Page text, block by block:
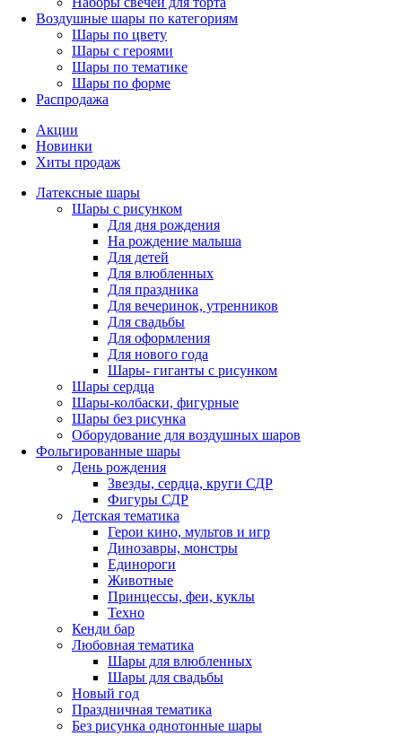
Воздушные шары по категориям
Шары по цвету
Шары с героями
Шары по тематике
Шары по форме
Распродажа
Акции
Новинки
Хиты продаж
Латексные шары
Шары с рисунком
Для дня рождения
На рождение малыша
Для детей
Для влюбленных
Для праздника
Для вечеринок, утренников
Для свадьбы
Для оформления
Для нового года
Шары- гиганты с рисунком
Шары сердца
Шары-колбаски, фигурные
Шары без рисунка
Оборудование для воздушных шаров
Фольгированные шары
День рождения
Звезды, сердца, круги СДР
Фигуры СДР
Детская тематика
Герои кино, мультов и игр
Динозавры, монстры
Единороги
Животные
Принцессы, феи, куклы
Техно
Кенди бар
Любовная тематика
Шары для влюбленных
Шары для свадьбы
Новый год
Праздничная тематика
Без рисунка однотонные шары